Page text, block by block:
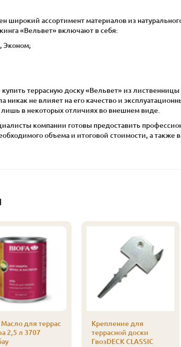
широкий ассортимент материалов из
«Вельвет» включают в себя:
Эконом;
террасную доску «Вельвет» из лиственницы
никак не влияет на его качество и
лишь в некоторых отличиях во внешнем виде.
компании готовы предоставить
объема и итоговой стоимости, а также
для террас
2,5 л 3707
Крепление для
террасной доски
ГвозDECK CLASSIC